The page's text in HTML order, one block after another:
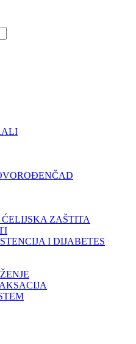
ZAŠTITA
I DIJABETES